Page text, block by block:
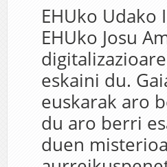
EHUko Udako
EHUko Josu
eskaini du.
euskarak aro
du aro berri
duen